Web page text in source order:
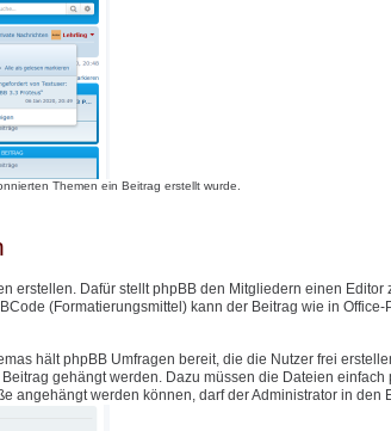
Themen ein Beitrag erstellt wurde.
erstellen. Dafür stellt phpBB den Mitgliedern einen
(Formatierungsmittel) kann der Beitrag wie in
hält phpBB Umfragen bereit, die die Nutzer frei
gehängt werden. Dazu müssen die Dateien einfach
angehängt werden können, darf der Administrator in